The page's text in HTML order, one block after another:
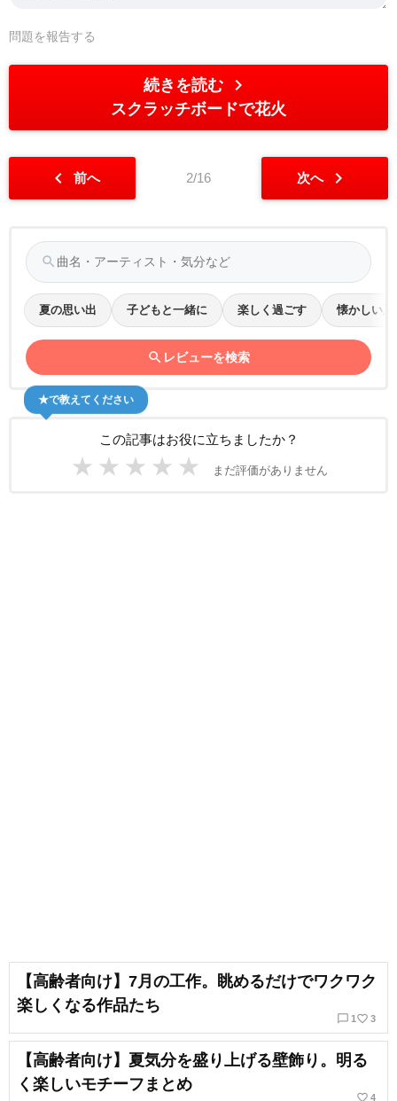
問題を報告する
続きを読む chevron_right
スクラッチボードで花火
chevron_left 前へ 2/16 次へ chevron_right
search
夏の思い出 子どもと一緒に 楽しく過ごす 懐かしい夏
search レビューを検索
この記事はお役に立ちましたか？
★ ★ ★ ★ ★ まだ評価がありません
★で教えてください
【高齢者向け】7月の工作。眺めるだけでワクワク
楽しくなる作品たち
chat_bubble_outline 1 favorite_border 3
【高齢者向け】夏気分を盛り上げる壁飾り。明る
く楽しいモチーフまとめ
favorite_border 4